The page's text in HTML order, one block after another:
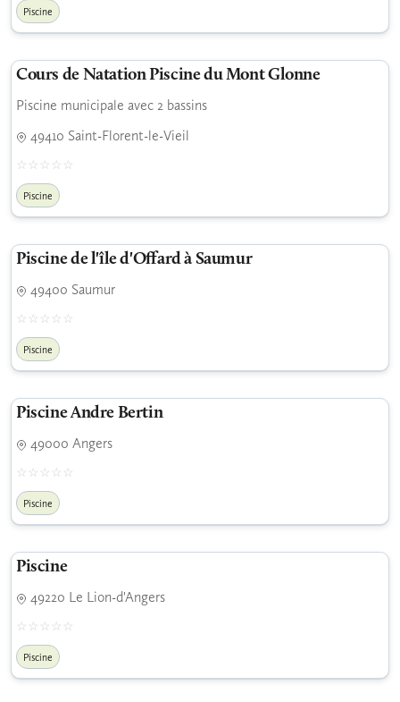
Piscine
Cours de Natation Piscine du Mont Glonne
Piscine municipale avec 2 bassins
49410 Saint-Florent-le-Vieil
Piscine
Piscine de l'île d'Offard à Saumur
49400 Saumur
Piscine
Piscine Andre Bertin
49000 Angers
Piscine
Piscine
49220 Le Lion-d'Angers
Piscine